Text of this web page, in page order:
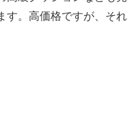
す。高価格ですが、それ